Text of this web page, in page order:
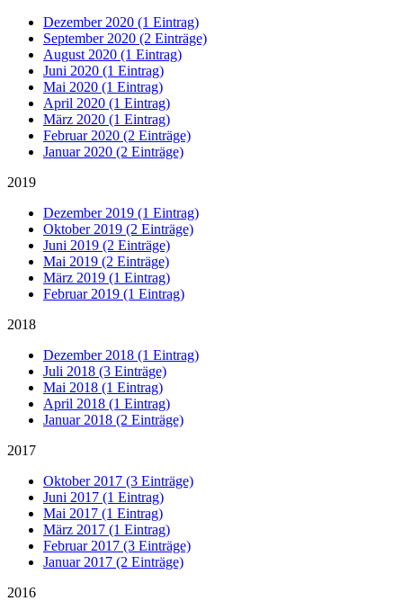
Dezember 2020 (1 Eintrag)
September 2020 (2 Einträge)
August 2020 (1 Eintrag)
Juni 2020 (1 Eintrag)
Mai 2020 (1 Eintrag)
April 2020 (1 Eintrag)
März 2020 (1 Eintrag)
Februar 2020 (2 Einträge)
Januar 2020 (2 Einträge)
2019
Dezember 2019 (1 Eintrag)
Oktober 2019 (2 Einträge)
Juni 2019 (2 Einträge)
Mai 2019 (2 Einträge)
März 2019 (1 Eintrag)
Februar 2019 (1 Eintrag)
2018
Dezember 2018 (1 Eintrag)
Juli 2018 (3 Einträge)
Mai 2018 (1 Eintrag)
April 2018 (1 Eintrag)
Januar 2018 (2 Einträge)
2017
Oktober 2017 (3 Einträge)
Juni 2017 (1 Eintrag)
Mai 2017 (1 Eintrag)
März 2017 (1 Eintrag)
Februar 2017 (3 Einträge)
Januar 2017 (2 Einträge)
2016